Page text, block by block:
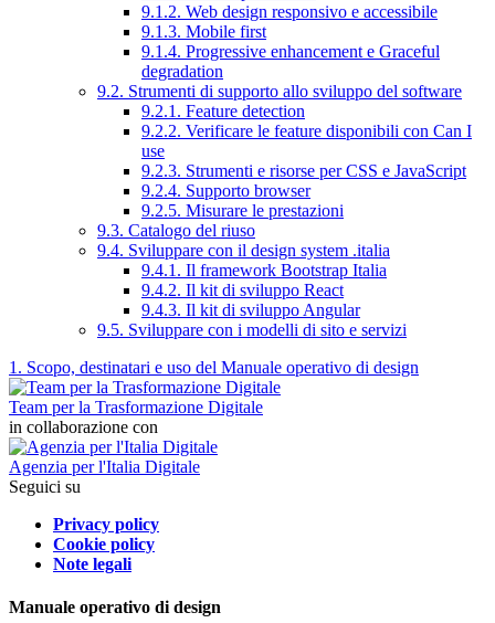
9.1.2. Web design responsivo e accessibile
9.1.3. Mobile first
9.1.4. Progressive enhancement e Graceful
degradation
9.2. Strumenti di supporto allo sviluppo del software
9.2.1. Feature detection
9.2.2. Verificare le feature disponibili con Can I
use
9.2.3. Strumenti e risorse per CSS e JavaScript
9.2.4. Supporto browser
9.2.5. Misurare le prestazioni
9.3. Catalogo del riuso
9.4. Sviluppare con il design system .italia
9.4.1. Il framework Bootstrap Italia
9.4.2. Il kit di sviluppo React
9.4.3. Il kit di sviluppo Angular
9.5. Sviluppare con i modelli di sito e servizi
1. Scopo, destinatari e uso del Manuale operativo di design
Team per la Trasformazione Digitale
in collaborazione con
Agenzia per l'Italia Digitale
Seguici su
Privacy policy
Cookie policy
Note legali
Manuale operativo di design